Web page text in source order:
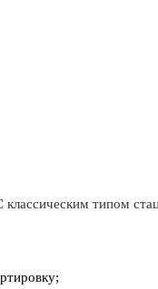
типом